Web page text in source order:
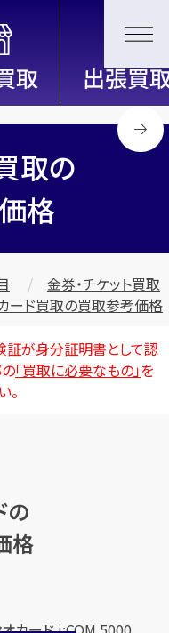
実績の買取専門店「買取大
取の
格
金券・チケット買取
ード買取の買取参考価格
が身分証明書として認
「買取に必要なもの」を
。
の
格